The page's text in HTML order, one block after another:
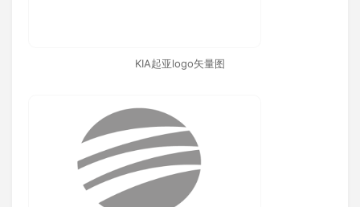
KIA起亚logo矢量图